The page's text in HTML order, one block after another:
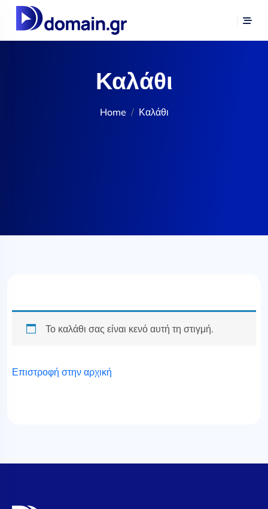
Καλάθι
Home Καλάθι
Το καλάθι σας είναι κενό αυτή τη στιγμή.
Επιστροφή στην αρχική